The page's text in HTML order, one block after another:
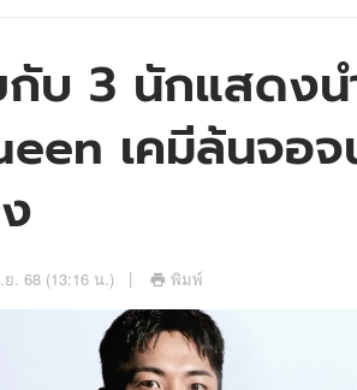
บันเทิง
วกีฬา
วเศรษฐกิจ
ดตจีน
สถิติหวยไทย
หวยลาว
บ 3 นักแสดง
เคมีล้นจอ
ย. 68 (13:16 น.) พิมพ์